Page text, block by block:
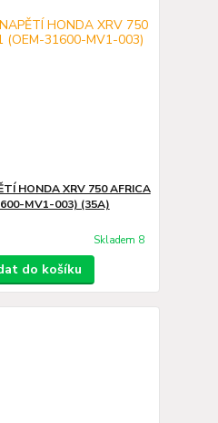
HONDA XRV 750 AFRICA
MV1-003) (35A)
Skladem 8
do košíku